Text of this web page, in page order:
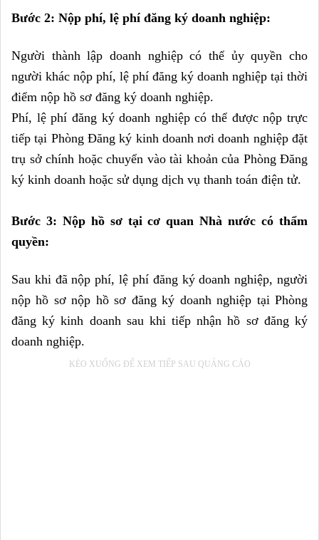
Bước 2: Nộp phí, lệ phí đăng ký doanh nghiệp:
Người thành lập doanh nghiệp có thể ủy quyền cho
người khác nộp phí, lệ phí đăng ký doanh nghiệp tại thời
điểm nộp hồ sơ đăng ký doanh nghiệp.
Phí, lệ phí đăng ký doanh nghiệp có thể được nộp trực
tiếp tại Phòng Đăng ký kinh doanh nơi doanh nghiệp đặt
trụ sở chính hoặc chuyển vào tài khoản của Phòng Đăng
ký kinh doanh hoặc sử dụng dịch vụ thanh toán điện tử.
Bước 3: Nộp hồ sơ tại cơ quan Nhà nước có thẩm
quyền:
Sau khi đã nộp phí, lệ phí đăng ký doanh nghiệp, người
nộp hồ sơ nộp hồ sơ đăng ký doanh nghiệp tại Phòng
đăng ký kinh doanh sau khi tiếp nhận hồ sơ đăng ký
doanh nghiệp.